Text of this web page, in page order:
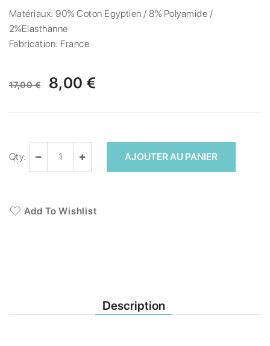
Matériaux:90% Coton Egyptien / 8% Polyamide /
2%Elasthanne
Fabrication: France
17,00 € 8,00 €
Qty: AJOUTER AU PANIER
Add To Wishlist
Description